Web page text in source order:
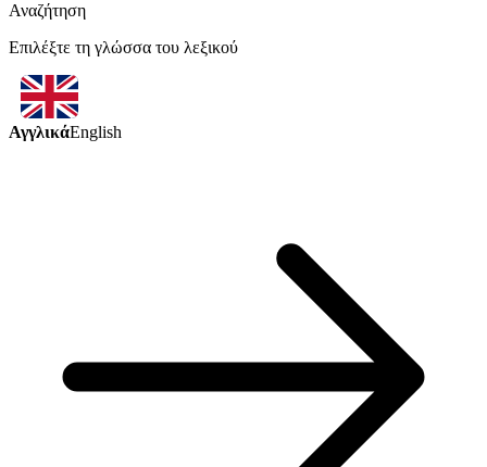
Αναζήτηση
Επιλέξτε τη γλώσσα του λεξικού
ΑγγλικάEnglish